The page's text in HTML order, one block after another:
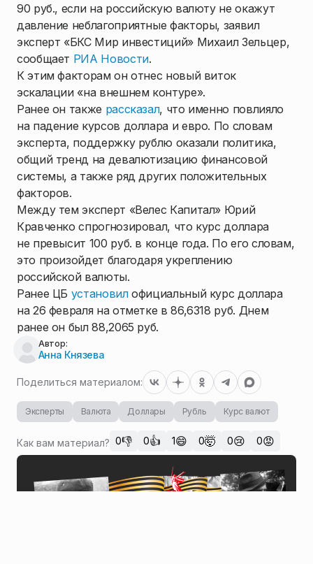
90 руб., если на российскую валюту не окажут
давление неблагоприятные факторы, заявил
эксперт «БКС Мир инвестиций» Михаил Зельцер,
сообщает РИА Новости.
К этим факторам он отнес новый виток
эскалации «на внешнем контуре».
Ранее он также рассказал, что именно повлияло
на падение курсов доллара и евро. По словам
эксперта, поддержку рублю оказали политика,
общий тренд на девалютизацию финансовой
системы, а также ряд других положительных
факторов.
Между тем эксперт «Велес Капитал» Юрий
Кравченко спрогнозировал, что курс доллара
не превысит 100 руб. в конце года. По его словам,
это произойдет благодаря укреплению
российской валюты.
Ранее ЦБ установилофициальный курс доллара
на 26 февраля на отметке в 86,6318 руб. Днем
ранее он был 88,2065 руб.
Автор:
Анна Князева
Поделиться материалом:
Эксперты Валюта Доллары Рубль Курс валют
Как вам материал? 0👎 0👍 1😄 0🤯 0😢 0😡